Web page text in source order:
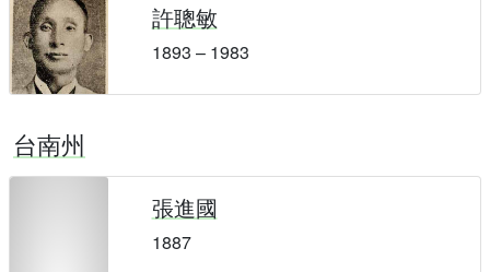
許聰敏
1893 – 1983
台南州
張進國
1887